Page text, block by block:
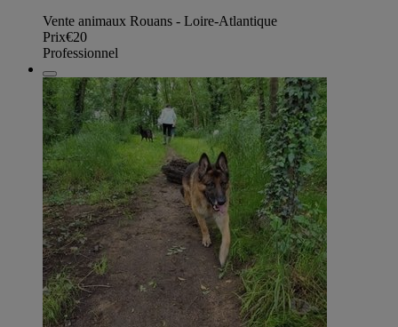
Vente animaux Rouans - Loire-Atlantique
Prix€20
Professionnel